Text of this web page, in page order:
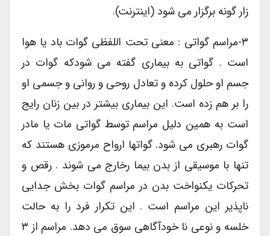
زار گونه برگزار می شود (اینترنت).
۳-مراسم گواتی : معنی تحت اللفظی گوات باد یا هوا
است . گواتی به بیماری گفته می شودکه گوات در
جسم او حلول کرده و تعادل روحی و روانی و جسمی او
را بر هم زده است. این بیماری بیشتر در بین زنان رایج
است به همین دلیل مراسم توسط گواتی مات یا مادر
گوات رهبری می شود. گواتها ارواح مرموزی هستند که
تنها با موسیقی از بدن بیما رخارج می شوند . رقص و
تحرکات یکنواخت بدن در مراسم گوات بخش جدایی
ناپذیر این مراسم است . این تکرار فرد را به حالت
خلسه و نوعی نا خودآگاهی سوق می دهد. مراسم از ۳